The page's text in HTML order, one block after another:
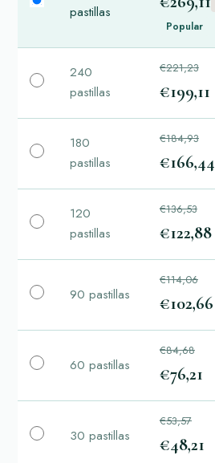
pastillas
Popular
240
pastillas
€221,23
€199,11
180
pastillas
€184,93
€166,44
120
pastillas
€136,53
€122,88
90 pastillas
€114,06
€102,66
60 pastillas
€84,68
€76,21
30 pastillas
€53,57
€48,21